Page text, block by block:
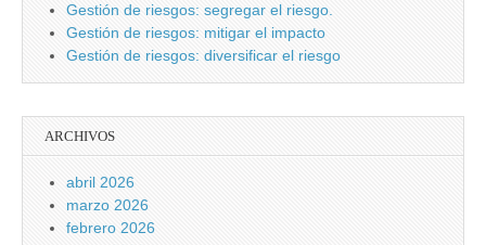
Gestión de riesgos: segregar el riesgo.
Gestión de riesgos: mitigar el impacto
Gestión de riesgos: diversificar el riesgo
ARCHIVOS
abril 2026
marzo 2026
febrero 2026